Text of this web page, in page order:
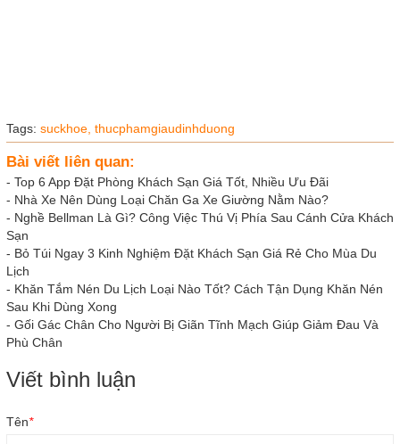
Tags: suckhoe, thucphamgiaudinhduong
Bài viết liên quan:
- Top 6 App Đặt Phòng Khách Sạn Giá Tốt, Nhiều Ưu Đãi
- Nhà Xe Nên Dùng Loại Chăn Ga Xe Giường Nằm Nào?
- Nghề Bellman Là Gì? Công Việc Thú Vị Phía Sau Cánh Cửa Khách
Sạn
- Bỏ Túi Ngay 3 Kinh Nghiệm Đặt Khách Sạn Giá Rẻ Cho Mùa Du
Lịch
- Khăn Tắm Nén Du Lịch Loại Nào Tốt? Cách Tận Dụng Khăn Nén
Sau Khi Dùng Xong
- Gối Gác Chân Cho Người Bị Giãn Tĩnh Mạch Giúp Giảm Đau Và
Phù Chân
Viết bình luận
Tên*